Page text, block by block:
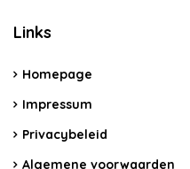
Links
Homepage
Impressum
Privacybeleid
Algemene voorwaarden